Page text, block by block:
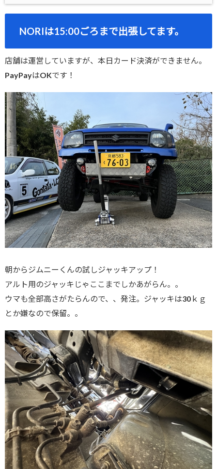
NORIは15:00ごろまで出張してます。
店舗は運営していますが、本日カード決済ができません。
PayPayはOKです！
朝からジムニーくんの試しジャッキアップ！
アルト用のジャッキじゃここまでしかあがらん。。
ウマも全部高さがたらんので、、発注。ジャッキは30ｋｇ
とか嫌なので保留。。